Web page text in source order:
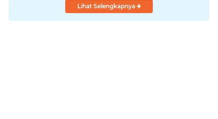
Lihat Selengkapnya